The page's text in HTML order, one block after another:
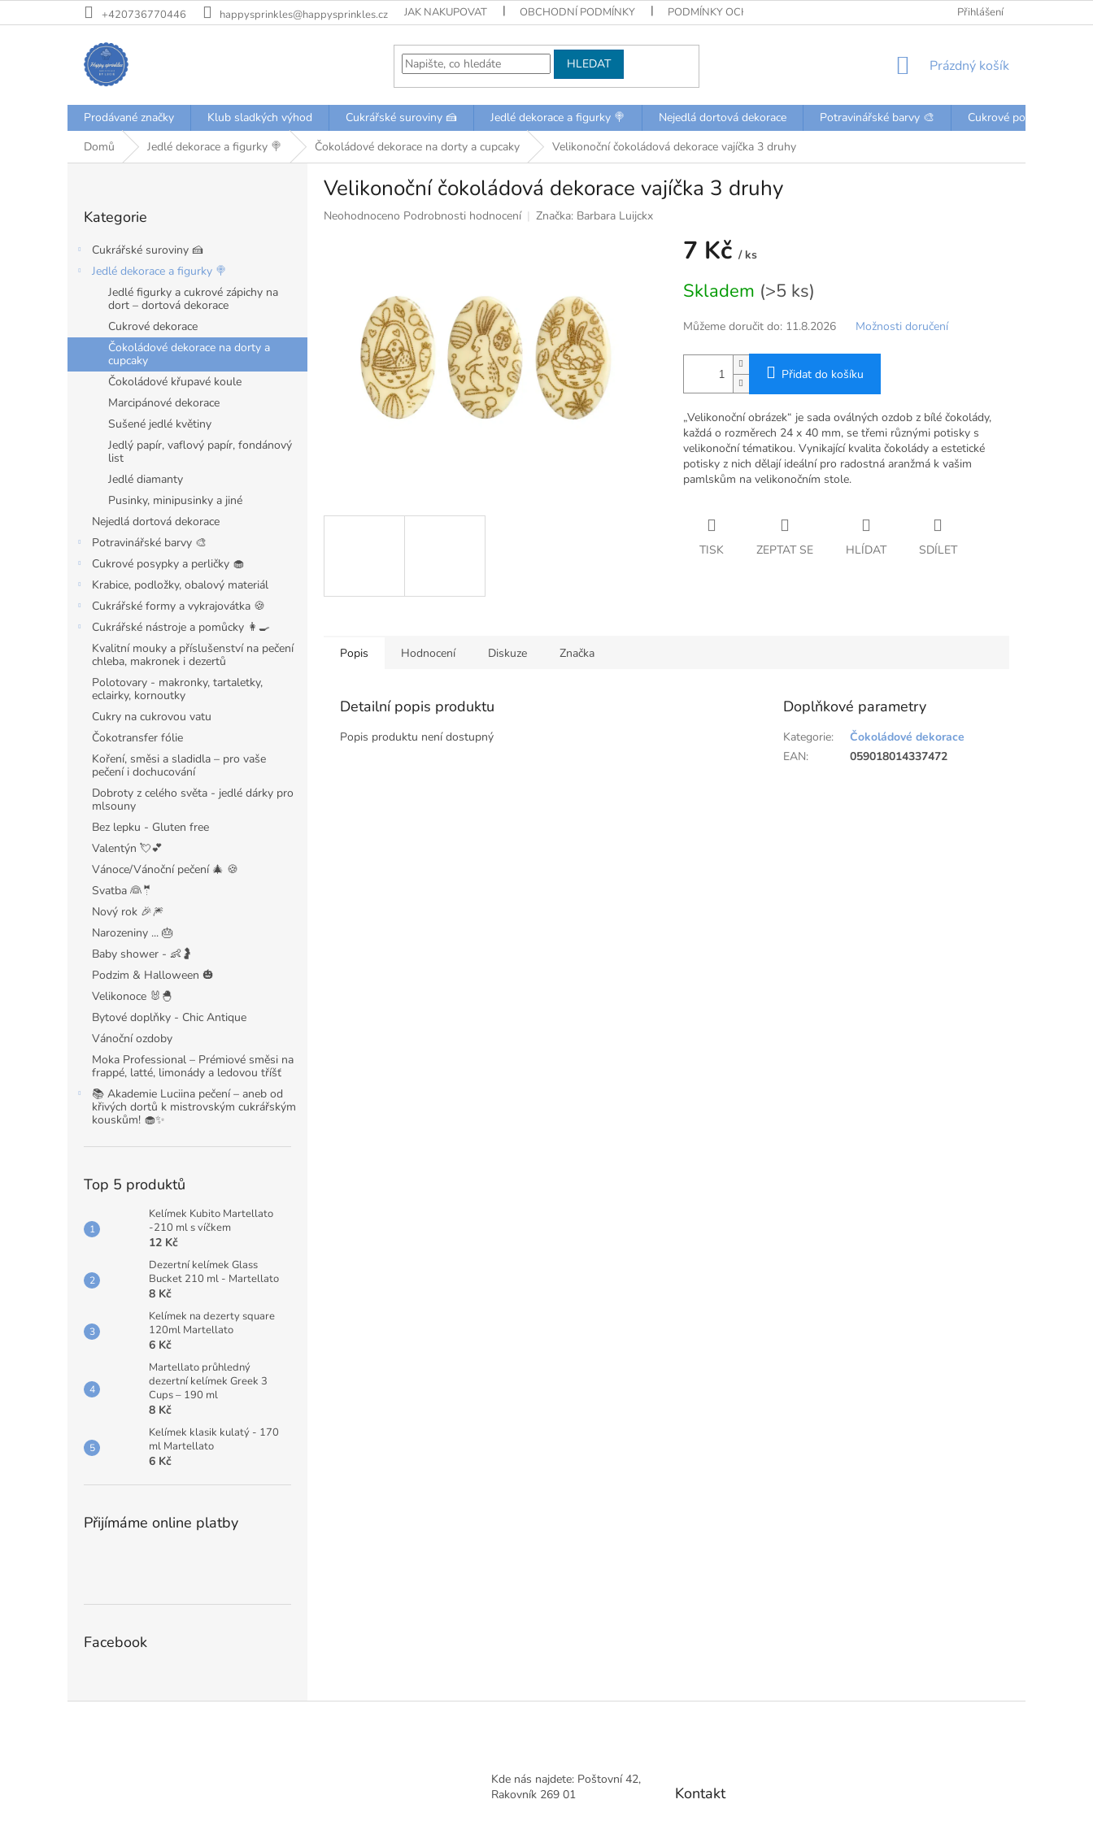
na
+420736770446 happysprinkles@happysprinkles.cz JAK NAKUPOVAT OBCHODNÍ PODMÍNKY PODMÍNKY OCHRANY OSOBNÍCH ÚDAJŮ KONTAKTYPřihlášení
HLEDAT
NÁKUPNÍ
Prázdný košík
Prodávané značky Klub sladkých výhod Cukrářské suroviny 🍰 Jedlé dekorace a figurky 🍭 Nejedlá dortová dekorace Potravinářské barvy 🎨
Cukrové posypky a
Domů
Jedlé dekorace a figurky 🍭 Čokoládové dekorace na dorty a cupcaky Velikonoční čokoládová dekorace vajíčka 3 druhy
p
n
kategorie
Kategorie
Cukrářské suroviny 🍰
Jedlé dekorace a figurky 🍭
Jedlé figurky a cukrové zápichy na
dort – dortová dekorace
Cukrové dekorace
Čokoládové dekorace na dorty a
cupcaky
Čokoládové křupavé koule
Marcipánové dekorace
Sušené jedlé květiny
Jedlý papír, vaflový papír, fondánový
list
Jedlé diamanty
Pusinky, minipusinky a jiné
Nejedlá dortová dekorace
Potravinářské barvy 🎨
Cukrové posypky a perličky 🧁
Krabice, podložky, obalový materiál
Cukrářské formy a vykrajovátka 🍪
Cukrářské nástroje a pomůcky 👩‍🍳
Kvalitní mouky a příslušenství na pečení
chleba, makronek i dezertů
Polotovary - makronky, tartaletky,
eclairky, kornoutky
Cukry na cukrovou vatu
Čokotransfer fólie
Koření, směsi a sladidla – pro vaše
pečení i dochucování
Dobroty z celého světa - jedlé dárky pro
mlsouny
Bez lepku - Gluten free
Valentýn 💘💕
Vánoce/Vánoční pečení 🎄 🍪
Svatba 👰🤵
Nový rok 🎉🎆
Narozeniny ... 🎂
Baby shower - 👶🤰
Podzim & Halloween 🎃
Velikonoce 🐰🐣
Bytové doplňky - Chic Antique
Vánoční ozdoby
Moka Professional – Prémiové směsi na
frappé, latté, limonády a ledovou tříšť
📚 Akademie Luciina pečení – aneb od
křivých dortů k mistrovským cukrářským
kouskům! 🧁✨
Top 5 produktů
Kelímek Kubito Martellato
-210 ml s víčkem
12 Kč
Dezertní kelímek Glass
Bucket 210 ml - Martellato
8 Kč
Kelímek na dezerty square
120ml Martellato
6 Kč
Martellato průhledný
dezertní kelímek Greek 3
Cups – 190 ml
8 Kč
Kelímek klasik kulatý - 170
ml Martellato
6 Kč
Přijímáme online platby
Facebook
Velikonoční čokoládová dekorace vajíčka 3 druhy
Průměrné
hvězdiček.
Neohodnoceno Podrobnosti hodnocení Značka: Barbara Luijckx
7 Kč / ks
cena:
Skladem (>5 ks)
Můžeme doručit do: 11.8.2026 Možnosti doručení
Přidat do košíku
„Velikonoční obrázek“ je sada oválných ozdob z bílé čokolády,
každá o rozměrech 24 x 40 mm, se třemi různými potisky s
velikonoční tématikou. Vynikající kvalita čokolády a estetické
potisky z nich dělají ideální pro radostná aranžmá k vašim
pamlskům na velikonočním stole.
TISK ZEPTAT SE HLÍDAT SDÍLET
Popis Hodnocení Diskuze Značka
Detailní popis produktu
Popis produktu není dostupný
Doplňkové parametry
Kategorie:
Čokoládové dekorace
EAN: 059018014337472
Kde nás najdete: Poštovní 42,
Rakovník 269 01
Kontakt